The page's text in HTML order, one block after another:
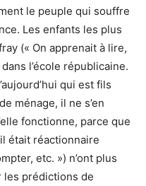
le peuple qui souffre
Les enfants les plus
(« On apprenait à lire,
l’école républicaine.
qui est fils
ménage, il ne s’en
fonctionne, parce que
était réactionnaire
etc. ») n’ont plus
les prédictions de